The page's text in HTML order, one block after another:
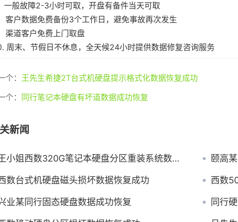
一般故障2-3小时可取，开盘有备件当天可取
客户数据免费备份3个工作日，避免事故再次发生
渠道客户免费上门取盘
周末、节假日不休息，全天候24小时提供数据修复咨询服务
个： 王先生希捷2T台式机硬盘提示格式化数据恢复成功
个： 同行笔记本硬盘有坏道数据成功恢复
新闻
小姐西数320G笔记本硬盘分区重装系统数据丢失 颐高
数台式机硬盘磁头损坏数据恢复成功 西数
业某同行固态硬盘数据成功恢复 同行